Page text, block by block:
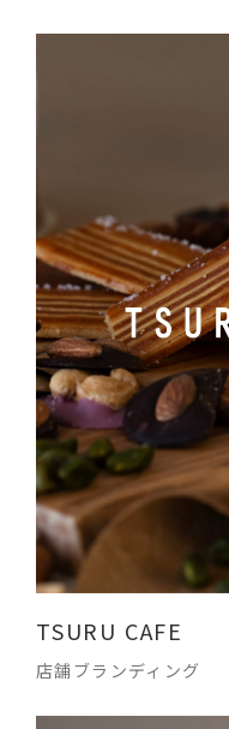
TSURU CAFE
店舗ブランディング